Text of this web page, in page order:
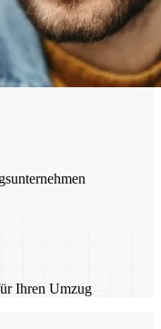
Ihren Umzug